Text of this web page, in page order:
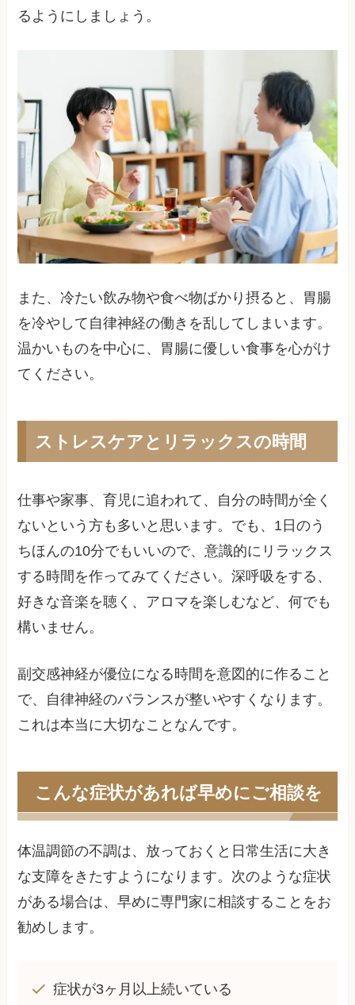
るようにしましょう。
また、冷たい飲み物や食べ物ばかり摂ると、胃腸
を冷やして自律神経の働きを乱してしまいます。
温かいものを中心に、胃腸に優しい食事を心がけ
てください。
ストレスケアとリラックスの時間
仕事や家事、育児に追われて、自分の時間が全く
ないという方も多いと思います。でも、1日のう
ちほんの10分でもいいので、意識的にリラックス
する時間を作ってみてください。深呼吸をする、
好きな音楽を聴く、アロマを楽しむなど、何でも
構いません。
副交感神経が優位になる時間を意図的に作ること
で、自律神経のバランスが整いやすくなります。
これは本当に大切なことなんです。
こんな症状があれば早めにご相談を
体温調節の不調は、放っておくと日常生活に大き
な支障をきたすようになります。次のような症状
がある場合は、早めに専門家に相談することをお
勧めします。
症状が3ヶ月以上続いている